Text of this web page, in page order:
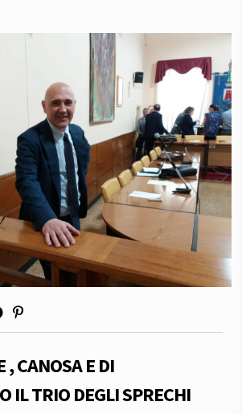
, CANOSA E DI
IL TRIO DEGLI SPRECHI